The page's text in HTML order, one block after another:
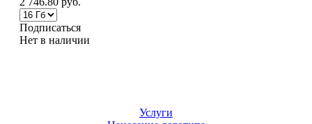
Подписаться
Нет в наличии
Услуги